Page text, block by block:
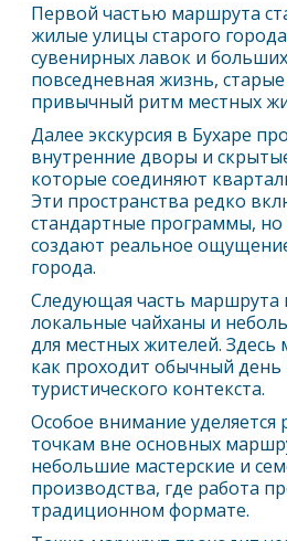
Первой частью маршрута
жилые улицы старого
сувенирных лавок и
повседневная жизнь,
привычный ритм местных
Далее экскурсия в Бухаре
внутренние дворы и
которые соединяют
Эти пространства редко
стандартные программы,
создают реальное
города.
Следующая часть маршрута
локальные чайханы и
для местных жителей.
как проходит обычный день
туристического контекста.
Особое внимание уделяется
точкам вне основных
небольшие мастерские и
производства, где работа
традиционном формате.